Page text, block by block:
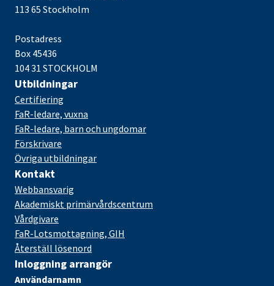
113 65 Stockholm
Postadress
Box 45436
104 31 STOCKHOLM
Utbildningar
Certifiering
FaR-ledare, vuxna
FaR-ledare, barn och ungdomar
Förskrivare
Övriga utbildningar
Kontakt
Webbansvarig
Akademiskt primärvårdscentrum
Vårdgivare
FaR-Lotsmottagning, GIH
Återställ lösenord
Inloggning arrangör
Användarnamn